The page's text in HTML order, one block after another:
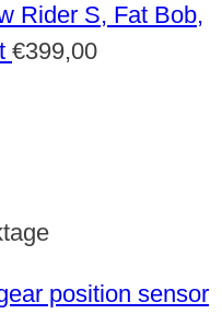
Rider S, Fat Bob,
€399,00